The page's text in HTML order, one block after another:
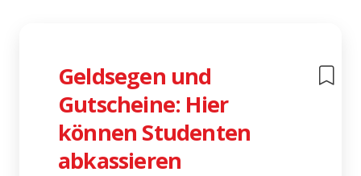
Geldsegen und
Gutscheine: Hier
können Studenten
abkassieren